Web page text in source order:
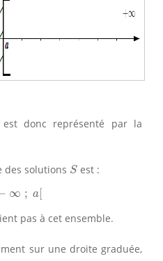
est donc représenté par la
des solutions S
Sest :
∞ ; a[
∞; a
pas à cet ensemble.
sur une droite graduée,